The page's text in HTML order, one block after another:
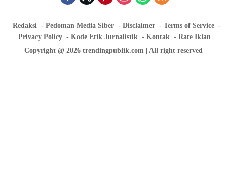
Redaksi Pedoman Media Siber Disclaimer
Terms of Service
Privacy Policy
Kode Etik Jurnalistik Kontak
Rate Iklan
Copyright @ 2026 trendingpublik.com | All right reserved